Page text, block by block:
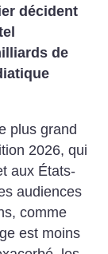
décident
de
plus grand
2026, qui
aux États-
audiences
comme
est moins